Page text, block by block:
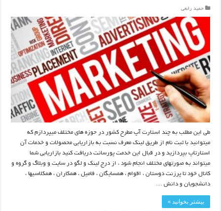
حمید رابعی
طی این مطلب به چند استارت آپ مطرح کشور در حوزه های مختلف میپردازم که
میتوانید با ثبت نام از طریق لینک معرف نسبت به بازاریابی محصولات و خدمات آن
استارتاپ بپردازید و در قبال این خدمت پورسانت دریافت کنید بازاریابی شما
میتواند به صورتهای مختلف انجام شود ، از درج لینک و لگو در سایت و وبلاگ و گروه و
کانال خود تا پرزنت دوستان ، اقوام ، همسایگان ، فامیل ، همکاران ، همکلاسیها ،
دانشجویان و دانش …
بیشتر بخوانید »